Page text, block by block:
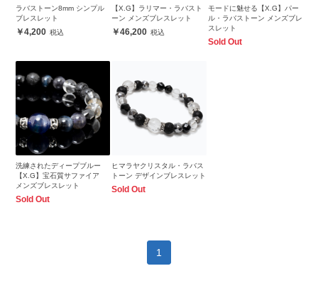
ラバストーン8mm シンプル
ブレスレット
4,200
【X.G】ラリマー・ラバスト
ーン メンズブレスレット
46,200
モードに魅せる【X.G】パー
ル・ラバストーン メンズブレ
スレット
Sold Out
洗練されたディープブルー
【X.G】宝石質サファイア
メンズブレスレット
Sold Out
ヒマラヤクリスタル・ラバス
トーン デザインブレスレット
Sold Out
1